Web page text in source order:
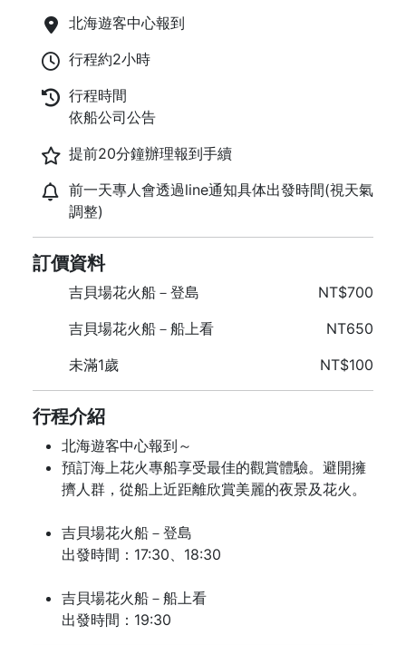
北海遊客中心報到
行程約2小時
行程時間
依船公司公告
提前20分鐘辦理報到手續
前一天專人會透過line通知具体出發時間(視天氣
調整)
訂價資料
吉貝場花火船－登島
NT$700
吉貝場花火船－船上看
NT650
未滿1歲
NT$100
行程介紹
北海遊客中心報到～
預訂海上花火專船享受最佳的觀賞體驗。避開擁
擠人群，從船上近距離欣賞美麗的夜景及花火。
吉貝場花火船－登島
出發時間：17:30、18:30
吉貝場花火船－船上看
出發時間：19:30